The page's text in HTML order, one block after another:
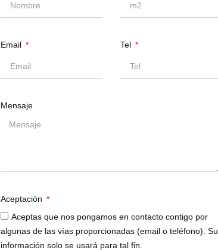
Email Tel
Mensaje
Aceptación
Aceptas que nos pongamos en contacto contigo por
algunas de las vías proporcionadas (email o teléfono). Su
información solo se usará para tal fin.